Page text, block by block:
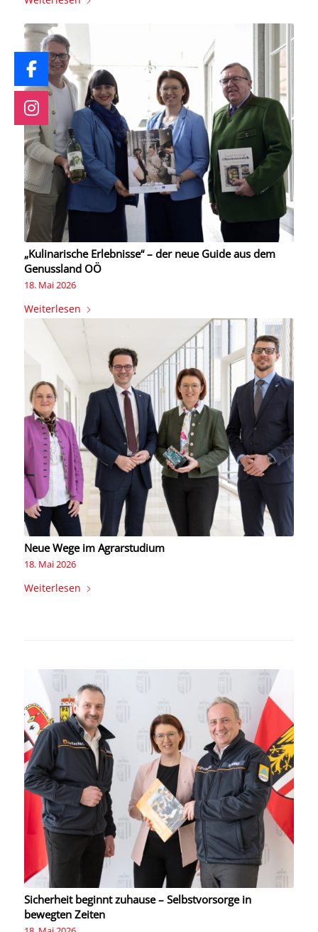
„Kulinarische Erlebnisse“ – der neue Guide aus dem
Genussland OÖ
18. Mai 2026
Weiterlesen
Neue Wege im Agrarstudium
18. Mai 2026
Weiterlesen
Sicherheit beginnt zuhause – Selbstvorsorge in
bewegten Zeiten